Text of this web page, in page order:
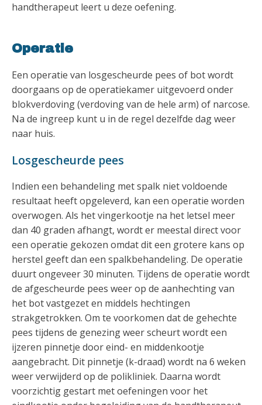
handtherapeut leert u deze oefening.
Operatie
Een operatie van losgescheurde pees of bot wordt
doorgaans op de operatiekamer uitgevoerd onder
blokverdoving (verdoving van de hele arm) of narcose.
Na de ingreep kunt u in de regel dezelfde dag weer
naar huis.
Losgescheurde pees
Indien een behandeling met spalk niet voldoende
resultaat heeft opgeleverd, kan een operatie worden
overwogen. Als het vingerkootje na het letsel meer
dan 40 graden afhangt, wordt er meestal direct voor
een operatie gekozen omdat dit een grotere kans op
herstel geeft dan een spalkbehandeling. De operatie
duurt ongeveer 30 minuten. Tijdens de operatie wordt
de afgescheurde pees weer op de aanhechting van
het bot vastgezet en middels hechtingen
strakgetrokken. Om te voorkomen dat de gehechte
pees tijdens de genezing weer scheurt wordt een
ijzeren pinnetje door eind- en middenkootje
aangebracht. Dit pinnetje (k-draad) wordt na 6 weken
weer verwijderd op de polikliniek. Daarna wordt
voorzichtig gestart met oefeningen voor het